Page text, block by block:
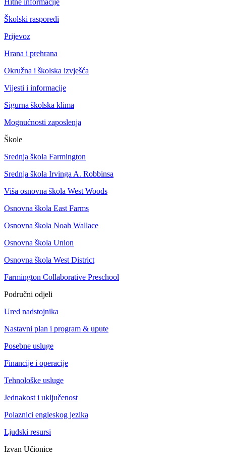
Školski rasporedi
Prijevoz
Hrana i prehrana
Okružna i školska izvješća
Vijesti i informacije
Sigurna školska klima
Mognućnosti zaposlenja
Škole
Srednja škola Farmington
Srednja škola Irvinga A. Robbinsa
Viša osnovna škola West Woods
Osnovna škola East Farms
Osnovna škola Noah Wallace
Osnovna škola Union
Osnovna škola West District
Farmington Collaborative Preschool
Područni odjeli
Ured nadstojnika
Nastavni plan i program & upute
Posebne usluge
Financije i operacije
Tehnološke usluge
Jednakost i uključenost
Polaznici engleskog jezika
Ljudski resursi
Izvan Učionice